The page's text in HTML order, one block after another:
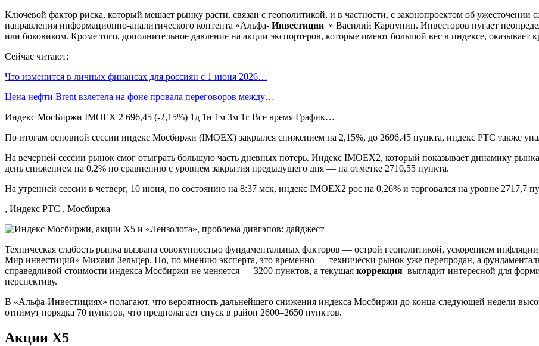
Ключевой фактор риска, который мешает рынку расти, связан с геополитикой, и в частности, с законопроектом об
направления информационно-аналитического контента «Альфа- Инвестиции » Василий Карпунин. Инвесторов пугает
или боковиком. Кроме того, дополнительное давление на акции экспортеров, которые имеют большой вес в индексе, оказывает
Сейчас читают:
Что изменится в личных финансах для россиян с 1 июня 2026…
Цена нефти Brent взлетела на фоне провала переговоров между…
Индекс МосБиржи IMOEX 2 696,45 (-2,15%) 1д 1н 1м 3м 1г Все время График…
По итогам основной сессии индекс Мосбиржи (IMOEX) закрылся снижением на 2,15%, до 2696,45 пункта, индекс РТС также
На вечерней сессии рынок смог отыграть большую часть дневных потерь. Индекс IMOEX2, который показывает динамику
день снижением на 0,2% по сравнению с уровнем закрытия предыдущего дня — на отметке 2710,55 пункта.
На утренней сессии в четверг, 10 июня, по состоянию на 8:37 мск, индекс IMOEX2 рос на 0,26% и торговался на уровне 2717,7
, Индекс РТС , Мосбиржа
Техническая слабость рынка вызвана совокупностью фундаментальных факторов — острой геополитикой, ускорением
Мир инвестиций» Михаил Зельцер. Но, по мнению эксперта, это временно — технически рынок уже перепродан, а
справедливой стоимости индекса Мосбиржи не меняется — 3200 пунктов, а текущая коррекция выглядит интересной для
перспективу.
В «Альфа-Инвестициях» полагают, что вероятность дальнейшего снижения индекса Мосбиржи до конца следующей недели
отнимут порядка 70 пунктов, что предполагает спуск в район 2600–2650 пунктов.
Акции X5